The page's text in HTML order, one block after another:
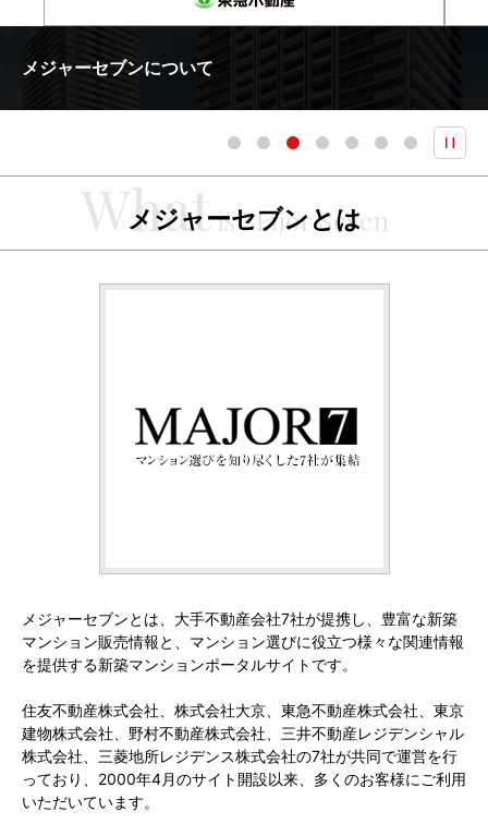
メジャーセブンについて
メジャーセブンとは
メジャーセブンとは、大手不動産会社7社が提携し、豊富な新築
マンション販売情報と、マンション選びに役立つ様々な関連情報
を提供する新築マンションポータルサイトです。
住友不動産株式会社、株式会社大京、東急不動産株式会社、東京
建物株式会社、野村不動産株式会社、三井不動産レジデンシャル
株式会社、三菱地所レジデンス株式会社の7社が共同で運営を行
っており、2000年4月のサイト開設以来、多くのお客様にご利用
いただいています。